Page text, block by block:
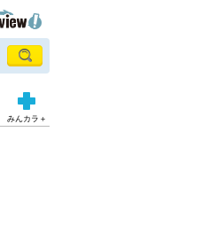
みんカラ＋